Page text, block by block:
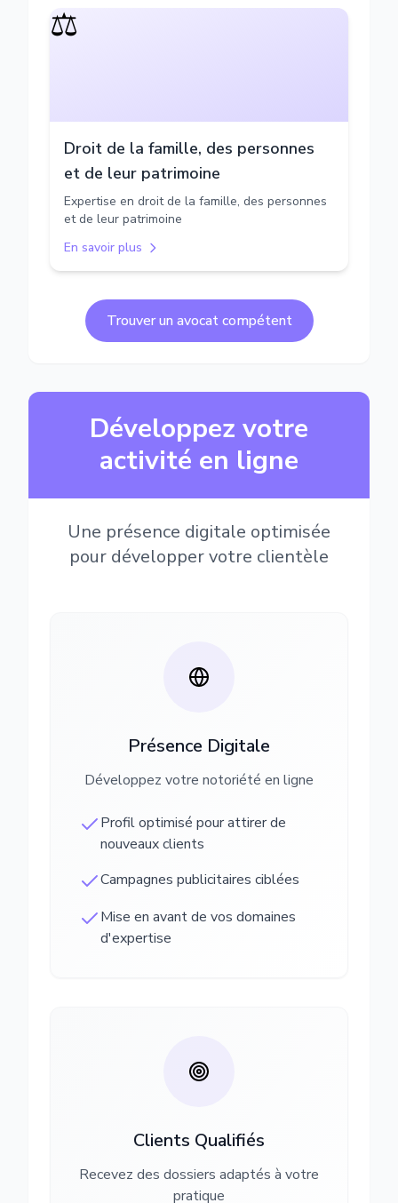
⚖️
Droit de la famille, des personnes
et de leur patrimoine
Expertise en droit de la famille, des personnes
et de leur patrimoine
En savoir plus
Trouver un avocat compétent
Développez votre
activité en ligne
Une présence digitale optimisée
pour développer votre clientèle
Présence Digitale
Développez votre notoriété en ligne
Profil optimisé pour attirer de
nouveaux clients
Campagnes publicitaires ciblées
Mise en avant de vos domaines
d'expertise
Clients Qualifiés
Recevez des dossiers adaptés à votre
pratique